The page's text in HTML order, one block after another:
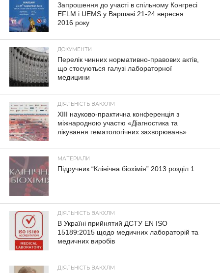
Запрошення до участі в спільному Конгресі
EFLM і UEMS у Варшаві 21-24 вересня
2016 року
ДОКУМЕНТИ
Перелік чинних нормативно-правових актів,
що стосуються галузі лабораторної
медицини
ДІЯЛЬНІСТЬ ВАКХЛМ
XIII науково-практична конференція з
міжнародною участю «Діагностика та
лікування гематологічних захворювань»
МАТЕРІАЛИ
Підручник “Клінічна біохімія” 2013 розділ 1
ДІЯЛЬНІСТЬ ВАКХЛМ
В Україні прийнятий ДСТУ EN ISO
15189:2015 щодо медичних лабораторій та
медичних виробів
ДІЯЛЬНІСТЬ ВАКХЛМ